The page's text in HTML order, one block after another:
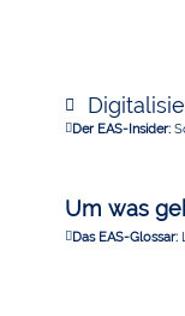
Der EAS-Insider:
Um was
Das EAS-Glossar: